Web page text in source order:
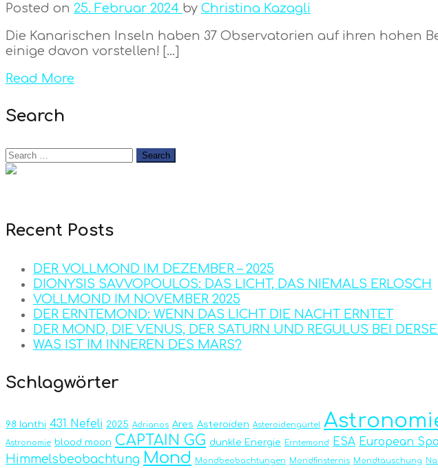
Posted on 25. Februar 2024 by Christina Kazagli
Die Kanarischen Inseln haben 37 Observatorien auf ihren hohen
einige davon vorstellen! […]
Read More
Search
Recent Posts
DER VOLLMOND IM DEZEMBER – 2025
DIONYSIS SAVVOPOULOS: DAS LICHT, DAS NIEMALS ERLOSCH
VOLLMOND IM NOVEMBER 2025
DER ERNTEMOND: WENN DAS LICHT DIE NACHT ERNTET
DER MOND, DIE VENUS, DER SATURN UND REGULUS BEI
WAS IST IM INNEREN DES MARS?
Schlagwörter
98 Ianthi 431 Nefeli 2025 Adrianos Ares Asteroiden Asteroidengürtel
Astronomie blood moon CAPTAIN GG dunkle Energie Erntemond ESA European
Himmelsbeobachtung Mond Mondbeobachtungen Mondfinsternis Mondtäuschung